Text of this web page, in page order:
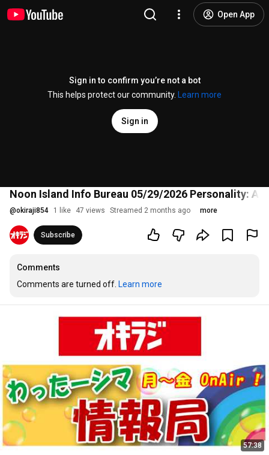
Open App
Sign in to confirm you’re not a bot
This helps protect our community.
Learn more
Sign in
Noon Island Info Bureau 05/29/2026 Personality:
@okiraji854 1 like 47 views Streamed 2 months ago more
Subscribe
Comments
Comments are turned off. Learn more
57:38